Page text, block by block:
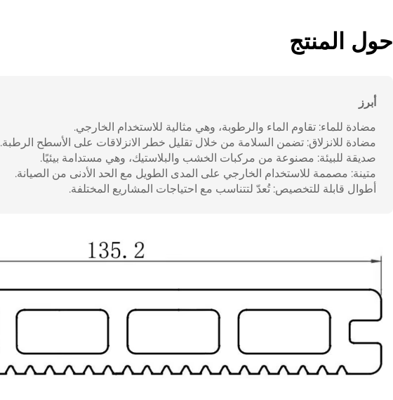
حول المنتج
أبرز
مضادة للماء: تقاوم الماء والرطوبة، وهي مثالية للاستخدام الخارجي.
مضادة للانزلاق: تضمن السلامة من خلال تقليل خطر الانزلاقات على الأسطح الرطبة.
صديقة للبيئة: مصنوعة من مركبات الخشب والبلاستيك، وهي مستدامة بيئيًا.
متينة: مصممة للاستخدام الخارجي على المدى الطويل مع الحد الأدنى من الصيانة.
أطوال قابلة للتخصيص: تُعدّ لتتناسب مع احتياجات المشاريع المختلفة.